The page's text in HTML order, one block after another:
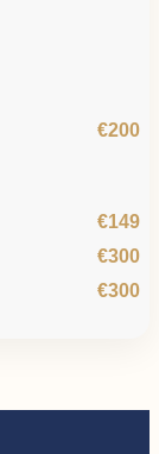
€200
€149
€300
€300